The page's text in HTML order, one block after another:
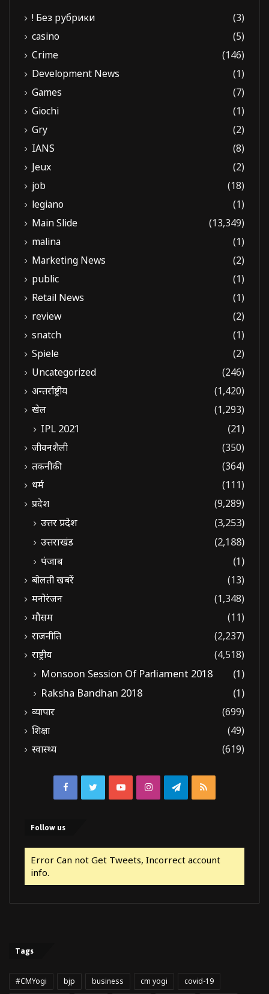
! Без рубрики
(3)
casino
(5)
Crime
(146)
Development News
(1)
Games
(7)
Giochi
(1)
Gry
(2)
IANS
(8)
Jeux
(2)
job
(18)
legiano
(1)
Main Slide
(13,349)
malina
(1)
Marketing News
(2)
public
(1)
Retail News
(1)
review
(2)
snatch
(1)
Spiele
(2)
Uncategorized
(246)
अन्तर्राष्ट्रीय
(1,420)
खेल
(1,293)
IPL 2021 (21)
जीवनशैली
(350)
तकनीकी
(364)
धर्म
(111)
प्रदेश
(9,289)
उत्तर प्रदेश
(3,253)
उत्तराखंड
(2,188)
पंजाब
(1)
बोलती खबरें
(13)
मनोरंजन
(1,348)
मौसम
(11)
राजनीति
(2,237)
राष्ट्रीय
(4,518)
Monsoon Session Of Parliament 2018
(1)
Raksha Bandhan 2018
(1)
व्यापार
(699)
शिक्षा
(49)
स्वास्थ्य
(619)
FacebookTwitterYouTubeInstagramTelegram
RSS
Follow us
Error Can not Get Tweets, Incorrect account
info.
Tags
#CMYogi bjp business cm yogi covid-19